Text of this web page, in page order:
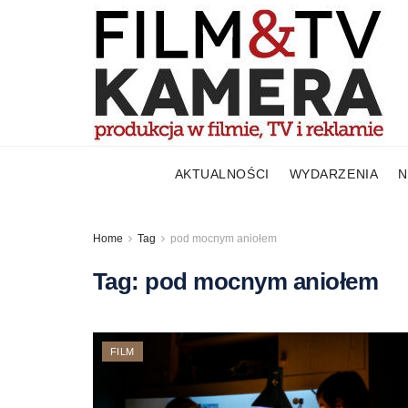
AKTUALNOŚCI WYDARZENIA
Home Tag pod mocnym aniołem
Tag: pod mocnym aniołem
FILM